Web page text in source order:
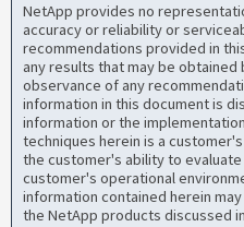
NetApp provides no
accuracy or reliability or
recommendations provided in
any results that may be
observance of any
information in this document is
information or the
techniques herein is a
the customer's ability to
customer's operational
information contained herein
the NetApp products discussed